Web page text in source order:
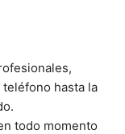
hasta la
todo momento